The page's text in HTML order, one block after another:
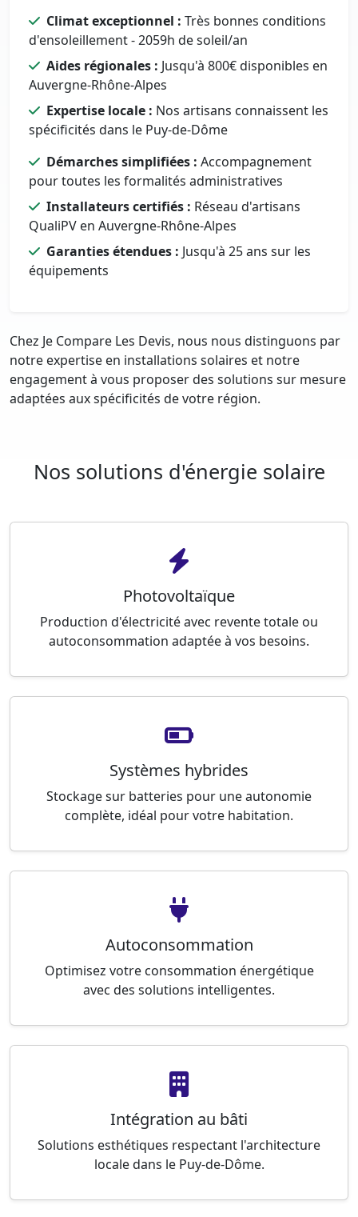
Climat exceptionnel : Très bonnes conditions
d'ensoleillement - 2059h de soleil/an
Aides régionales : Jusqu'à 800€ disponibles en
Auvergne-Rhône-Alpes
Expertise locale : Nos artisans connaissent les
spécificités dans le Puy-de-Dôme
Démarches simplifiées : Accompagnement
pour toutes les formalités administratives
Installateurs certifiés : Réseau d'artisans
QualiPV en Auvergne-Rhône-Alpes
Garanties étendues : Jusqu'à 25 ans sur les
équipements
Chez Je Compare Les Devis, nous nous distinguons par
notre expertise en installations solaires et notre
engagement à vous proposer des solutions sur mesure
adaptées aux spécificités de votre région.
Nos solutions d'énergie solaire
Photovoltaïque
Production d'électricité avec revente totale ou
autoconsommation adaptée à vos besoins.
Systèmes hybrides
Stockage sur batteries pour une autonomie
complète, idéal pour votre habitation.
Autoconsommation
Optimisez votre consommation énergétique
avec des solutions intelligentes.
Intégration au bâti
Solutions esthétiques respectant l'architecture
locale dans le Puy-de-Dôme.